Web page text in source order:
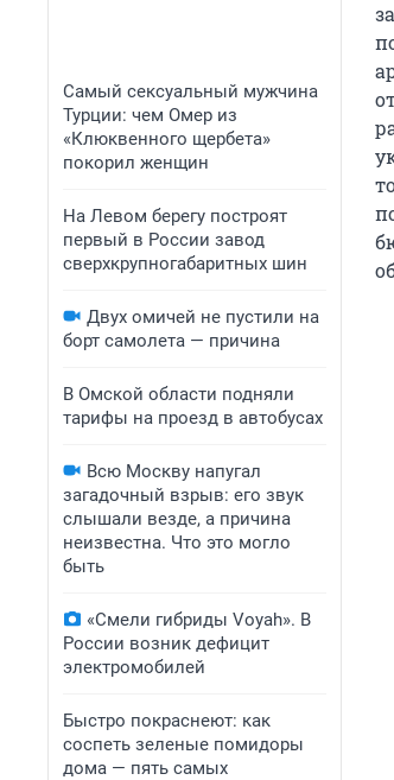
Самый сексуальный мужчина
Турции: чем Омер из
«Клюквенного щербета»
покорил женщин
На Левом берегу построят
первый в России завод
сверхкрупногабаритных шин
Двух омичей не пустили на
борт самолета — причина
В Омской области подняли
тарифы на проезд в автобусах
Всю Москву напугал
загадочный взрыв: его звук
слышали везде, а причина
неизвестна. Что это могло
быть
«Смели гибриды Voyah». В
России возник дефицит
электромобилей
Быстро покраснеют: как
соспеть зеленые помидоры
дома — пять самых